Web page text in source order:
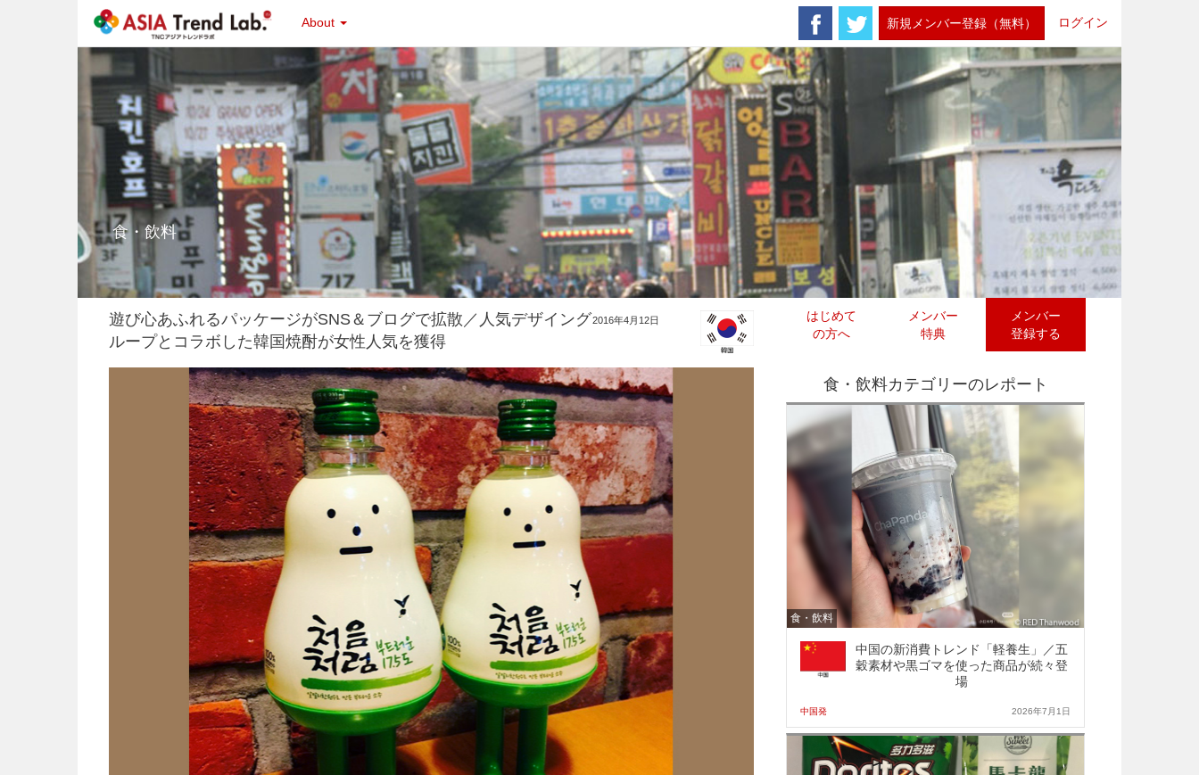
About 新規メンバー登録（無料） ログイン
食・飲料
はじめて
の方へ
メンバー
特典
メンバー
登録する
遊び心あふれるパッケージがSNS＆ブログで拡散／人気デザイング
ループとコラボした韓国焼酎が女性人気を獲得
2016年4月12日
食・飲料カテゴリーのレポート
食・飲料
中国の新消費トレンド「軽養生」／五
穀素材や黒ゴマを使った商品が続々登
場
中国発 2026年7月1日